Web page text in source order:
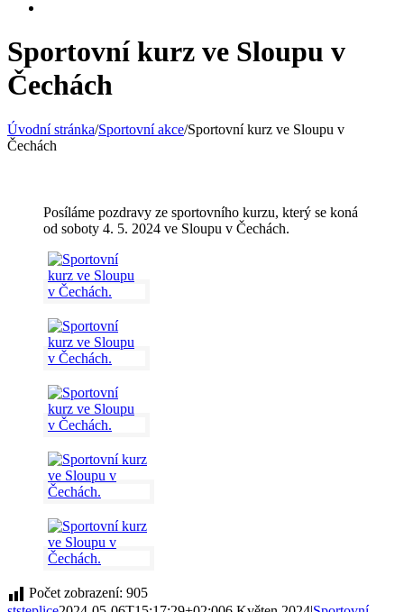
Sportovní kurz ve Sloupu v
Čechách
Úvodní stránka/Sportovní akce/Sportovní kurz ve Sloupu v
Čechách
Posíláme pozdravy ze sportovního kurzu, který se koná
od soboty 4. 5. 2024 ve Sloupu v Čechách.
Počet zobrazení: 905